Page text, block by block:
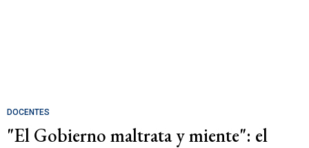
DOCENTES
"El Gobierno maltrata y miente": el